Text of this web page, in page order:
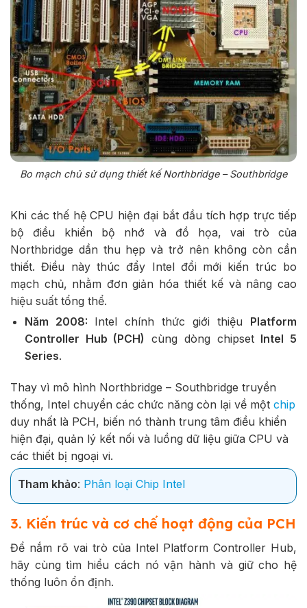
Bo mạch chủ sử dụng thiết kế Northbridge – Southbridge
Khi các thế hệ CPU hiện đại bắt đầu tích hợp trực tiếp
bộ điều khiển bộ nhớ và đồ họa, vai trò của
Northbridge dần thu hẹp và trở nên không còn cần
thiết. Điều này thúc đẩy Intel đổi mới kiến trúc bo
mạch chủ, nhằm đơn giản hóa thiết kế và nâng cao
hiệu suất tổng thể.
Năm 2008: Intel chính thức giới thiệu Platform
Controller Hub (PCH) cùng dòng chipset Intel 5
Series.
Thay vì mô hình Northbridge – Southbridge truyền
thống, Intel chuyển các chức năng còn lại về một chip
duy nhất là PCH, biến nó thành trung tâm điều khiển
hiện đại, quản lý kết nối và luồng dữ liệu giữa CPU và
các thiết bị ngoại vi.
Tham khảo: Phân loại Chip Intel
3. Kiến trúc và cơ chế hoạt động của PCH
Để nắm rõ vai trò của Intel Platform Controller Hub,
hãy cùng tìm hiểu cách nó vận hành và giữ cho hệ
thống luôn ổn định.